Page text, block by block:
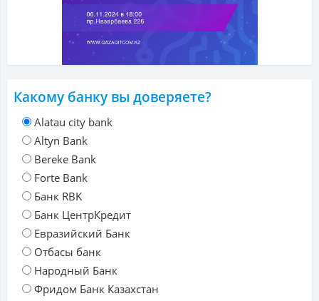
Какому банку вы доверяете?
Alatau city bank
Altyn Bank
Bereke Bank
Forte Bank
Банк RBK
Банк ЦентрКредит
Евразийский Банк
Отбасы банк
Народный Банк
Фридом Банк Казахстан